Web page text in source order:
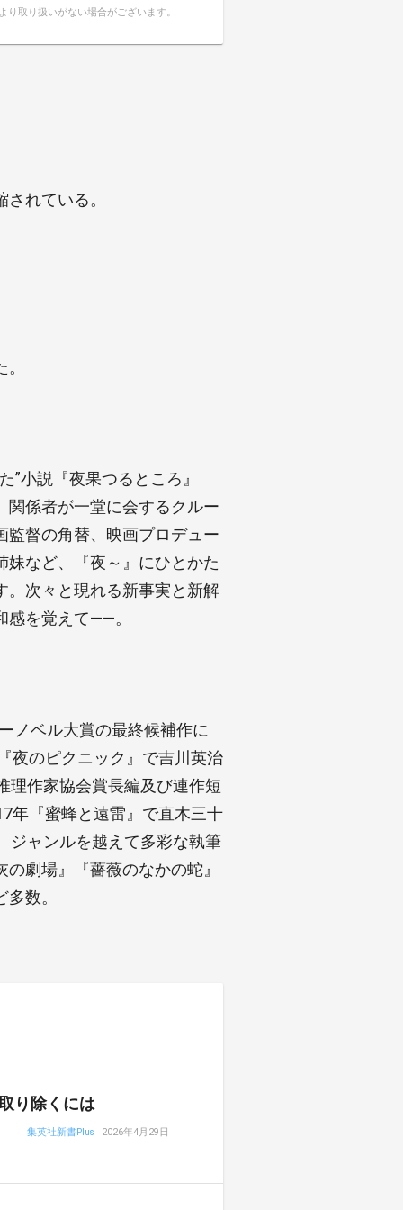
り取り扱いがない場合がございます。
れている。
小説『夜果つるところ』
関係者が一堂に会するクルー
監督の角替、映画プロデュー
など、『夜～』にひとかた
。次々と現れる新事実と新解
感を覚えて――。
ノベル大賞の最終候補作に
夜のピクニック』で吉川英治
理作家協会賞長編及び連作短
年『蜜蜂と遠雷』で直木三十
ジャンルを越えて多彩な執筆
劇場』『薔薇のなかの蛇』
数。
り除くには
集英社新書Plus 2026年4月29日